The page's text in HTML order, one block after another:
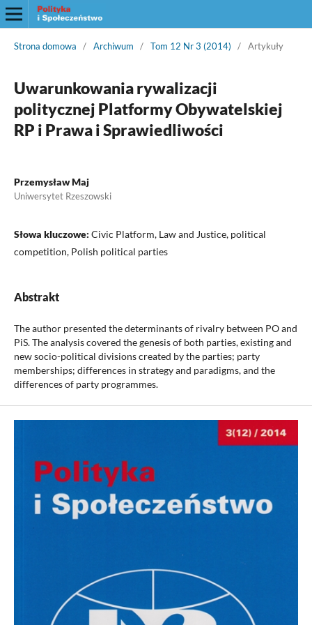
Strona domowa / Archiwum / Tom 12 Nr 3 (2014) / Artykuły
Uwarunkowania rywalizacji
politycznej Platformy Obywatelskiej
RP i Prawa i Sprawiedliwości
Przemysław Maj
Uniwersytet Rzeszowski
Słowa kluczowe: Civic Platform, Law and Justice, political
competition, Polish political parties
Abstrakt
The author presented the determinants of rivalry between PO and
PiS. The analysis covered the genesis of both parties, existing and
new socio-political divisions created by the parties; party
memberships; differences in strategy and paradigms, and the
differences of party programmes.